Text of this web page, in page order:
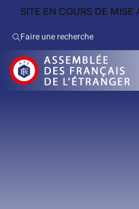
SITE EN COURS DE MISE
Faire une recherche